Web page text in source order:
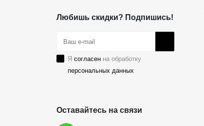
Любишь скидки? Подпишись!
Я согласенна обработку
персональных данных
Оставайтесь на связи